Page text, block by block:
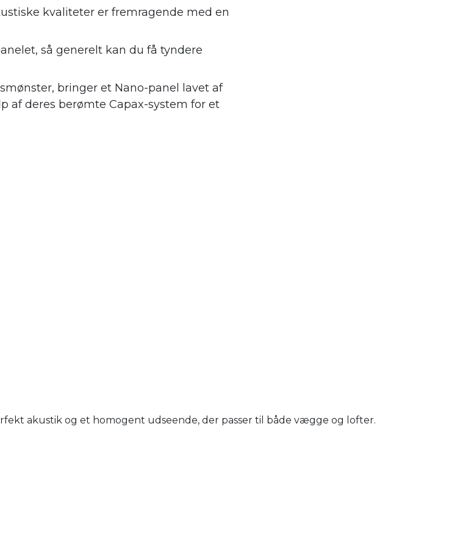
kvaliteter er fremragende med en
så generelt kan du få tyndere
bringer et Nano-panel lavet af
af deres berømte Capax-system for et
akustik og et homogent udseende, der passer til både vægge og lofter.